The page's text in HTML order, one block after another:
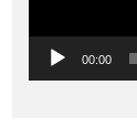
00:00